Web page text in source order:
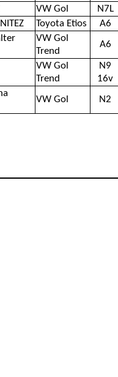
VW Gol
N7L
Toyota Etios
A6
VW Gol
Trend
A6
VW Gol
Trend
N9
16v
VW Gol N2